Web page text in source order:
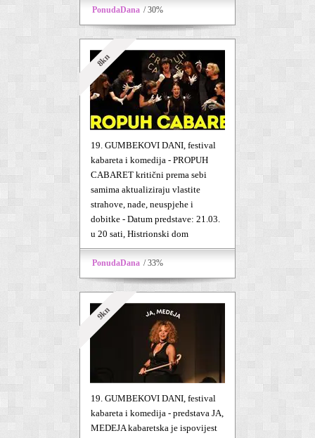
PonudaDana / 30%
8kn
19. GUMBEKOVI DANI, festival
kabareta i komedija - PROPUH
CABARET kritični prema sebi
samima aktualiziraju vlastite
strahove, nade, neuspjehe i
dobitke - Datum predstave: 21.03.
u 20 sati, Histrionski dom
PonudaDana / 33%
9kn
19. GUMBEKOVI DANI, festival
kabareta i komedija - predstava JA,
MEDEJA kabaretska je ispovijest